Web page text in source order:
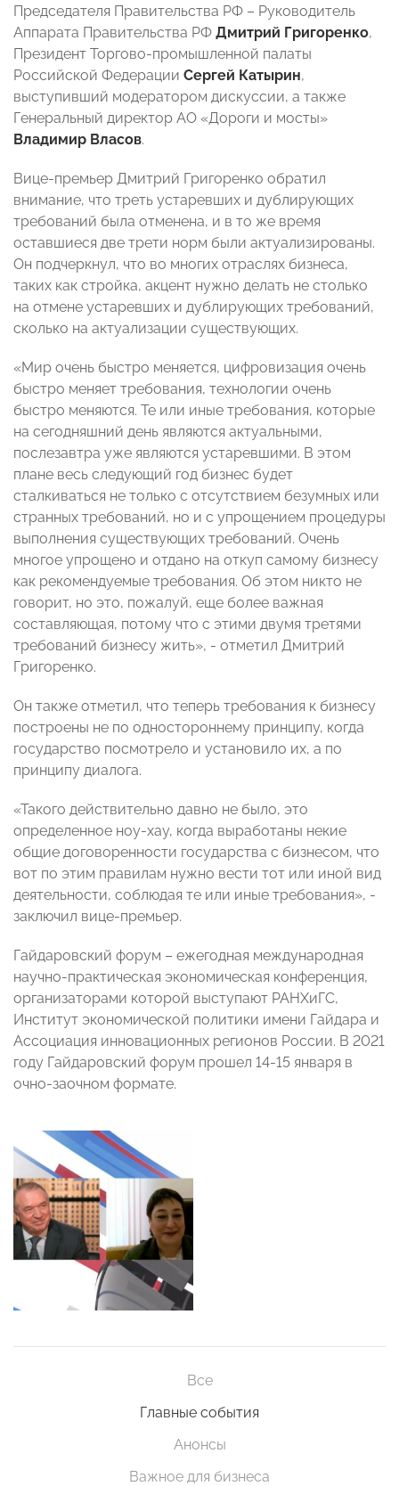
Председателя Правительства РФ – Руководитель
Аппарата Правительства РФ Дмитрий Григоренко,
Президент Торгово-промышленной палаты
Российской Федерации Сергей Катырин,
выступивший модератором дискуссии, а также
Генеральный директор АО «Дороги и мосты»
Владимир Власов.
Вице-премьер Дмитрий Григоренко обратил
внимание, что треть устаревших и дублирующих
требований была отменена, и в то же время
оставшиеся две трети норм были актуализированы.
Он подчеркнул, что во многих отраслях бизнеса,
таких как стройка, акцент нужно делать не столько
на отмене устаревших и дублирующих требований,
сколько на актуализации существующих.
«Мир очень быстро меняется, цифровизация очень
быстро меняет требования, технологии очень
быстро меняются. Те или иные требования, которые
на сегодняшний день являются актуальными,
послезавтра уже являются устаревшими. В этом
плане весь следующий год бизнес будет
сталкиваться не только с отсутствием безумных или
странных требований, но и с упрощением процедуры
выполнения существующих требований. Очень
многое упрощено и отдано на откуп самому бизнесу
как рекомендуемые требования. Об этом никто не
говорит, но это, пожалуй, еще более важная
составляющая, потому что с этими двумя третями
требований бизнесу жить», - отметил Дмитрий
Григоренко.
Он также отметил, что теперь требования к бизнесу
построены не по одностороннему принципу, когда
государство посмотрело и установило их, а по
принципу диалога.
«Такого действительно давно не было, это
определенное ноу-хау, когда выработаны некие
общие договоренности государства с бизнесом, что
вот по этим правилам нужно вести тот или иной вид
деятельности, соблюдая те или иные требования», -
заключил вице-премьер.
Гайдаровский форум – ежегодная международная
научно-практическая экономическая конференция,
организаторами которой выступают РАНХиГС,
Институт экономической политики имени Гайдара и
Ассоциация инновационных регионов России. В 2021
году Гайдаровский форум прошел 14-15 января в
очно-заочном формате.
Все
Главные события
Анонсы
Важное для бизнеса